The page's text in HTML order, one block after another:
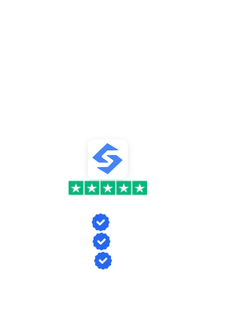
Échange de
Génération